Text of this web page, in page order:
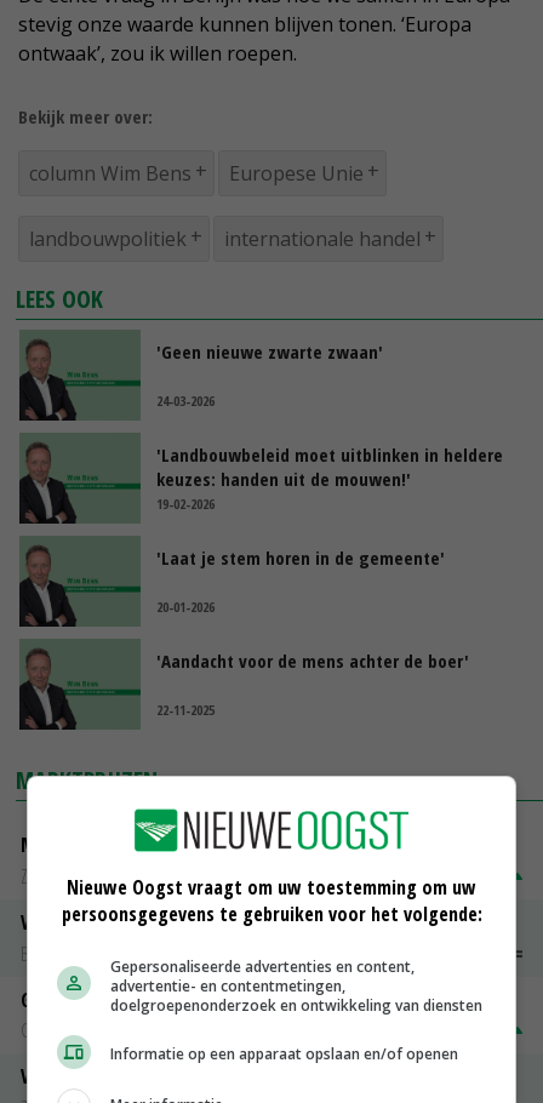
stevig onze waarde kunnen blijven tonen. ‘Europa
ontwaak’, zou ik willen roepen.
Bekijk meer over:
column Wim Bens Europese Unie
landbouwpolitiek internationale handel
LEES OOK
'Geen nieuwe zwarte zwaan'
24-03-2026
'Landbouwbeleid moet uitblinken in heldere
keuzes: handen uit de mouwen!'
19-02-2026
'Laat je stem horen in de gemeente'
20-01-2026
'Aandacht voor de mens achter de boer'
22-11-2025
MARKTPRIJZEN
Magere melkpoeder
Zuivel NL
€ 269,00
Vleeskuikens 2001-2600 gr
Barneveld
Gerst
Groningen
Volle melkpoeder
Nieuwe Oogst vraagt om uw toestemming om uw
persoonsgegevens te gebruiken voor het volgende:
Gepersonaliseerde advertenties en content,
advertentie- en contentmetingen,
doelgroepenonderzoek en ontwikkeling van diensten
Informatie op een apparaat opslaan en/of openen